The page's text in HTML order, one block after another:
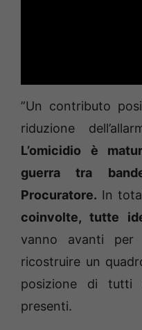
”Un contributo
riduzione
L’omicidio è
guerra tra
Procuratore. In
coinvolte, tutte
vanno avanti per
ricostruire un
posizione di tutti
presenti.